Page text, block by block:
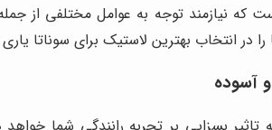
که نیازمند توجه به عوامل مختلفی
در انتخاب بهترین لاستیک برای سوناتا
آسوده